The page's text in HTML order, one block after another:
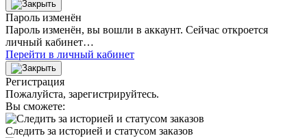
Пароль изменён
Пароль изменён, вы вошли в аккаунт. Сейчас откроется
личный кабинет…
Перейти в личный кабинет
Регистрация
Пожалуйста, зарегистрируйтесь.
Вы сможете:
Следить за историей и статусом заказов